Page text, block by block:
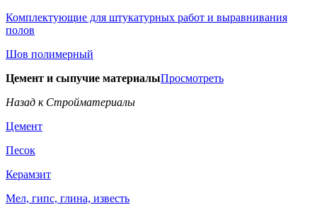
Комплектующие для штукатурных работ и выравнивания
полов
Шов полимерный
Цемент и сыпучие материалыПросмотреть
Назад к Стройматериалы
Цемент
Песок
Керамзит
Мел, гипс, глина, известь